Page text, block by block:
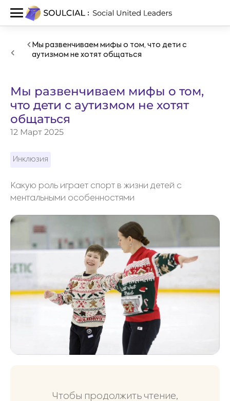
Мы развенчиваем мифы о том, что дети с
аутизмом не хотят общаться
Мы развенчиваем мифы о том,
что дети с аутизмом не хотят
общаться
12 Март 2025
Инклюзия
Какую роль играет спорт в жизни детей с
ментальными особенностями
Чтобы продолжить чтение,